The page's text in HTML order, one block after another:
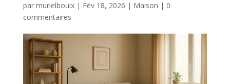
par murielbouix| Fév 18, 2026 | Maison | 0
commentaires